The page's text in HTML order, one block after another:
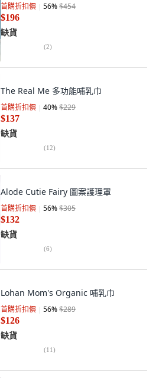
首購折扣價 56%$454
$196
缺貨
(2)
The Real Me 多功能哺乳巾
首購折扣價 40%$229
$137
缺貨
(12)
Alode Cutie Fairy 圖案護理罩
首購折扣價 56%$305
$132
缺貨
(6)
Lohan Mom's Organic 哺乳巾
首購折扣價 56%$289
$126
缺貨
(11)